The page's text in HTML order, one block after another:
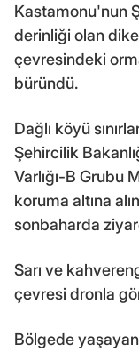
Kastamonu'nun
derinliği olan
çevresindeki
büründü.
Dağlı köyü
Şehircilik
Varlığı-B Grubu
koruma altına
sonbaharda
Sarı ve
çevresi dronla
Bölgede